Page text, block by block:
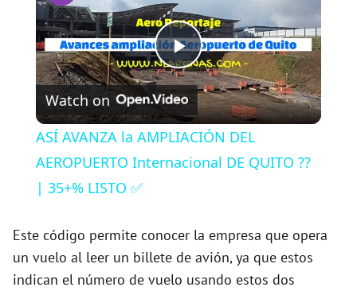
P
l
a
V
Watch on
ASÍ AVANZA la AMPLIACIÓN DEL
AEROPUERTO Internacional DE QUITO ??
| 35+% LISTO ✅
Este código permite conocer la empresa que opera
un vuelo al leer un billete de avión, ya que estos
indican el número de vuelo usando estos dos